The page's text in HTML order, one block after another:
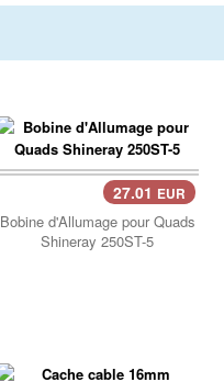
27.01 EUR
Bobine d'Allumage pour Quads
Shineray 250ST-5